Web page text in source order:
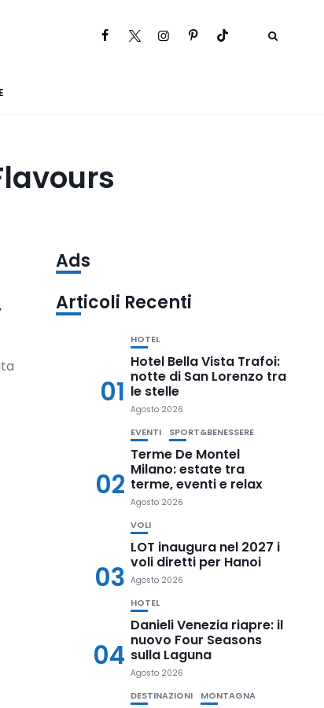
Ads
Articoli Recenti
01
HOTEL
Hotel Bella Vista Trafoi:
notte di San Lorenzo tra
le stelle
Agosto 2026
02
EVENTI SPORT&BENESSERE
Terme De Montel
Milano: estate tra
terme, eventi e relax
Agosto 2026
03
VOLI
LOT inaugura nel 2027 i
voli diretti per Hanoi
Agosto 2026
04
HOTEL
Danieli Venezia riapre: il
nuovo Four Seasons
sulla Laguna
Agosto 2026
DESTINAZIONI MONTAGNA